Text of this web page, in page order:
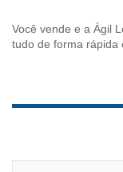
Você vende e a Ágil
tudo de forma rápida